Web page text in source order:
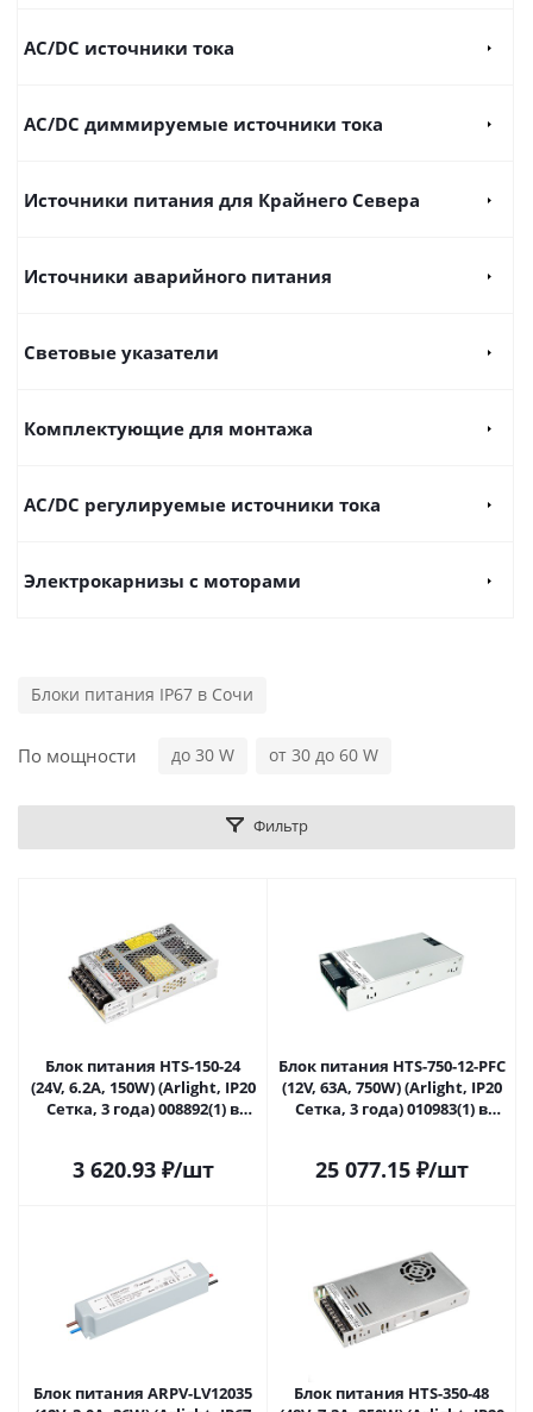
AC/DC источники тока
AC/DC диммируемые источники тока
Источники питания для Крайнего Севера
Источники аварийного питания
Световые указатели
Комплектующие для монтажа
AC/DC регулируемые источники тока
Электрокарнизы с моторами
Блоки питания IP67 в Сочи
По мощности до 30 W от 30 до 60 W
Фильтр
Блок питания HTS-150-24
(24V, 6.2A, 150W) (Arlight, IP20
Сетка, 3 года) 008892(1) в
3 620.93₽/шт
Блок питания HTS-750-12-PFC
(12V, 63A, 750W) (Arlight, IP20
Сетка, 3 года) 010983(1) в
25 077.15₽/шт
Блок питания ARPV-LV12035
Блок питания HTS-350-48